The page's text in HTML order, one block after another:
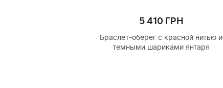
5 410 ГРН
Браслет-оберег с красной нитью и
темными шариками янтаря